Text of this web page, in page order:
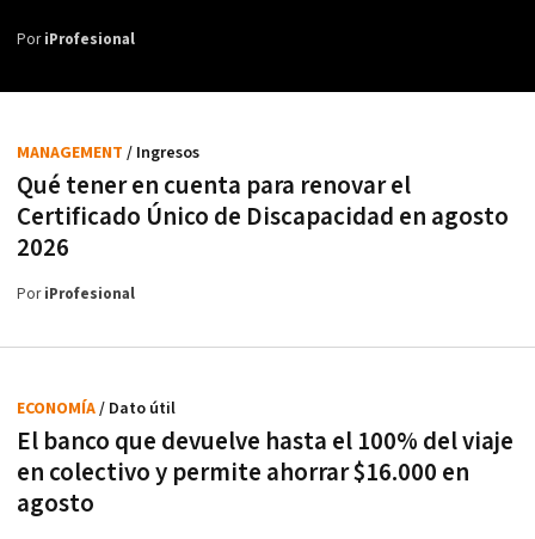
PoriProfesional
Qué tener en cuenta para renovar el
Certificado Único de Discapacidad en agosto
2026
MANAGEMENT / Ingresos
PoriProfesional
El banco que devuelve hasta el 100% del viaje
en colectivo y permite ahorrar $16.000 en
agosto
ECONOMÍA/ Dato útil